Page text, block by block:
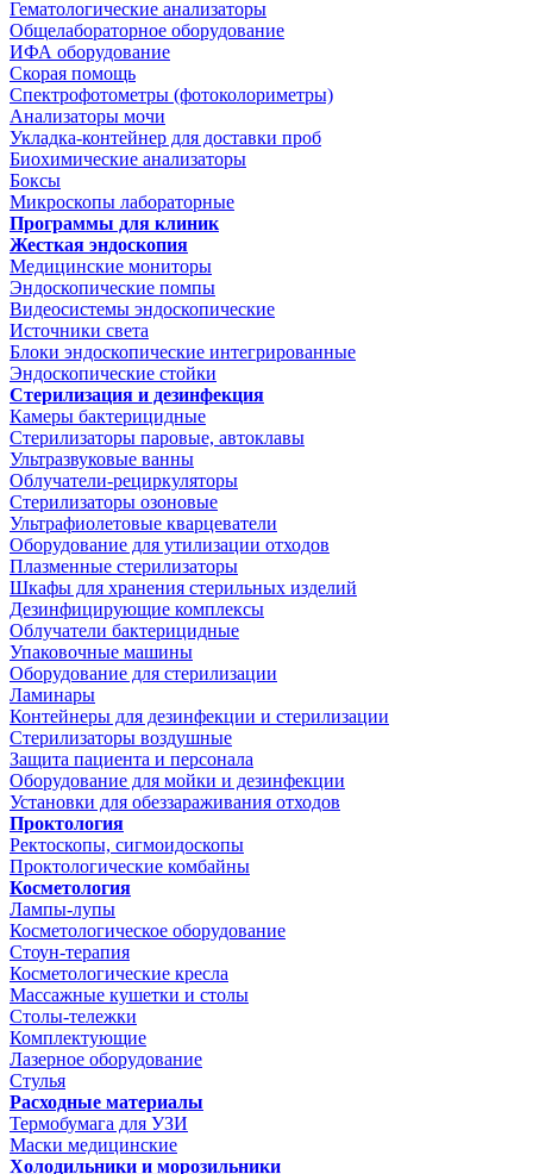
Гематологические анализаторы
Общелабораторное оборудование
ИФА оборудование
Скорая помощь
Спектрофотометры (фотоколориметры)
Анализаторы мочи
Укладка-контейнер для доставки проб
Биохимические анализаторы
Боксы
Микроскопы лабораторные
Программы для клиник
Жесткая эндоскопия
Медицинские мониторы
Эндоскопические помпы
Видеосистемы эндоскопические
Источники света
Блоки эндоскопические интегрированные
Эндоскопические стойки
Стерилизация и дезинфекция
Камеры бактерицидные
Стерилизаторы паровые, автоклавы
Ультразвуковые ванны
Облучатели-рециркуляторы
Стерилизаторы озоновые
Ультрафиолетовые кварцеватели
Оборудование для утилизации отходов
Плазменные стерилизаторы
Шкафы для хранения стерильных изделий
Дезинфицирующие комплексы
Облучатели бактерицидные
Упаковочные машины
Оборудование для стерилизации
Ламинары
Контейнеры для дезинфекции и стерилизации
Стерилизаторы воздушные
Защита пациента и персонала
Оборудование для мойки и дезинфекции
Установки для обеззараживания отходов
Проктология
Ректоскопы, сигмоидоскопы
Проктологические комбайны
Косметология
Лампы-лупы
Косметологическое оборудование
Стоун-терапия
Косметологические кресла
Массажные кушетки и столы
Столы-тележки
Комплектующие
Лазерное оборудование
Стулья
Расходные материалы
Термобумага для УЗИ
Маски медицинские
Холодильники и морозильники